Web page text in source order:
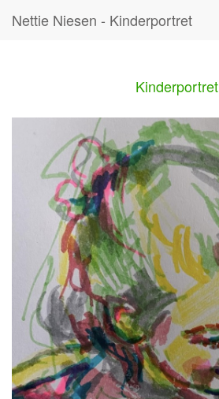
Nettie Niesen - Kinderportret
Kinderportret